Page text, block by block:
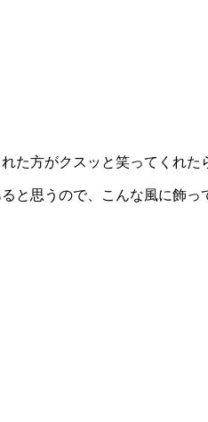
た方がクスッと笑ってくれた
と思うので、こんな風に飾っ